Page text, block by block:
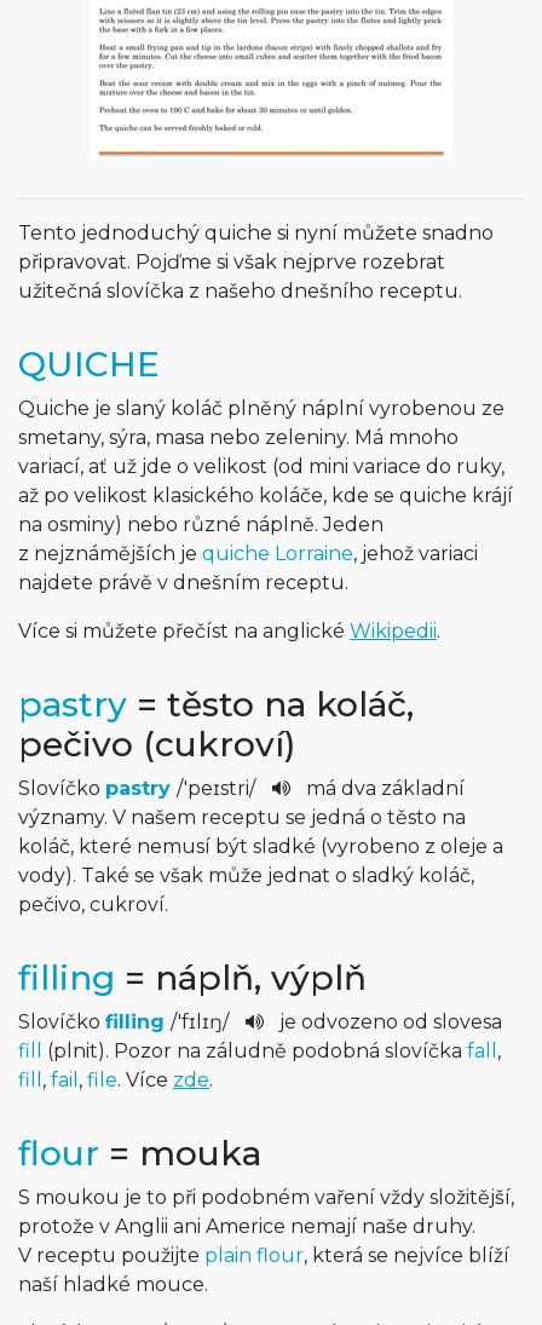
Tento jednoduchý quiche si nyní můžete snadno
připravovat. Pojďme si však nejprve rozebrat
užitečná slovíčka z našeho dnešního receptu.
QUICHE
Quiche je slaný koláč plněný náplní vyrobenou ze
smetany, sýra, masa nebo zeleniny. Má mnoho
variací, ať už jde o velikost (od mini variace do ruky,
až po velikost klasického koláče, kde se quiche krájí
na osminy) nebo různé náplně. Jeden
z nejznámějších je quiche Lorraine, jehož variaci
najdete právě v dnešním receptu.
Více si můžete přečíst na anglické Wikipedii.
pastry = těsto na koláč,
pečivo (cukroví)
Slovíčko pastry /'peɪstri­/
má dva základní
významy. V našem receptu se jedná o těsto na
koláč, které nemusí být sladké (vyrobeno z oleje a
vody). Také se však může jednat o sladký koláč,
pečivo, cukroví.
filling = náplň, výplň
Slovíčko filling /'fɪlɪŋ/
je odvozeno od slovesa
fill
(plnit). Pozor na záludně podobná slovíčka fall ,
fill , fail , file. Více zde.
flour = mouka
S moukou je to při podobném vaření vždy složitější,
protože v Anglii ani Americe nemají naše druhy.
V receptu použijte plain flour, která se nejvíce blíží
naší hladké mouce.